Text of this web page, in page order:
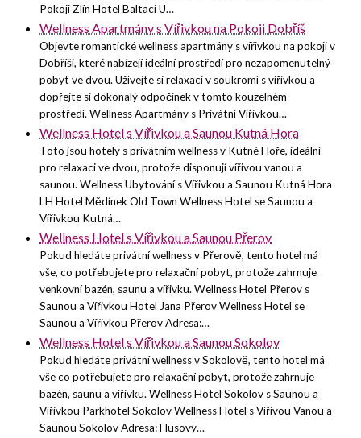
Pokoji Zlín Hotel Baltaci U…
Wellness Apartmány s Vířivkou na Pokoji Dobříš
Objevte romantické wellness apartmány s vířivkou na pokoji v
Dobříši, které nabízejí ideální prostředí pro nezapomenutelný
pobyt ve dvou. Užívejte si relaxaci v soukromí s vířivkou a
dopřejte si dokonalý odpočinek v tomto kouzelném
prostředí. Wellness Apartmány s Privátní Vířivkou…
Wellness Hotel s Vířivkou a Saunou Kutná Hora
Toto jsou hotely s privátním wellness v Kutné Hoře, ideální
pro relaxaci ve dvou, protože disponují vířivou vanou a
saunou. Wellness Ubytování s Vířivkou a Saunou Kutná Hora
LH Hotel Mědínek Old Town Wellness Hotel se Saunou a
Vířivkou Kutná…
Wellness Hotel s Vířivkou a Saunou Přerov
Pokud hledáte privátní wellness v Přerově, tento hotel má
vše, co potřebujete pro relaxační pobyt, protože zahrnuje
venkovní bazén, saunu a vířivku. Wellness Hotel Přerov s
Saunou a Vířivkou Hotel Jana Přerov Wellness Hotel se
Saunou a Vířivkou Přerov Adresa:…
Wellness Hotel s Vířivkou a Saunou Sokolov
Pokud hledáte privátní wellness v Sokolově, tento hotel má
vše co potřebujete pro relaxační pobyt, protože zahrnuje
bazén, saunu a vířivku. Wellness Hotel Sokolov s Saunou a
Vířivkou Parkhotel Sokolov Wellness Hotel s Vířivou Vanou a
Saunou Sokolov Adresa: Husovy…